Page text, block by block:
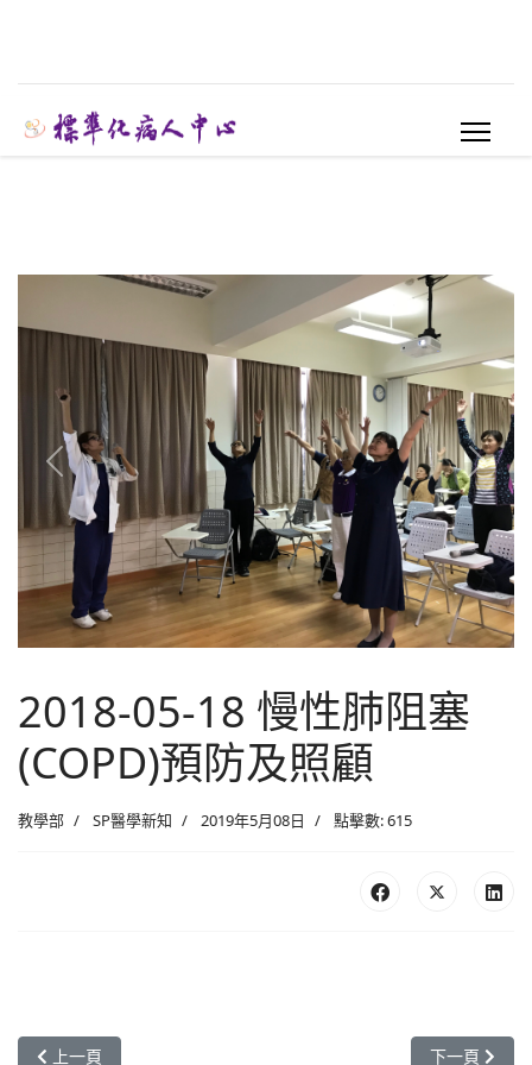
Previous Next
2018-05-18 慢性肺阻塞
(COPD)預防及照顧
教學部 SP醫學新知 2019年5月08日 點擊數: 615
上一篇文章: 2018-06-15 大腸鏡、胃鏡檢查課程(前、中、後)注意
上一頁 下一篇文章:
下一頁